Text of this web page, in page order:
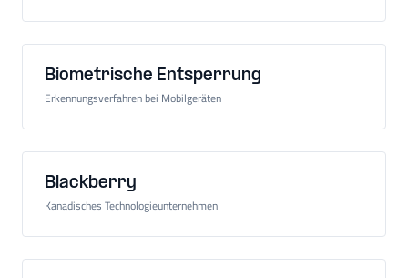
Biometrische Entsperrung
Erkennungsverfahren bei Mobilgeräten
Blackberry
Kanadisches Technologieunternehmen